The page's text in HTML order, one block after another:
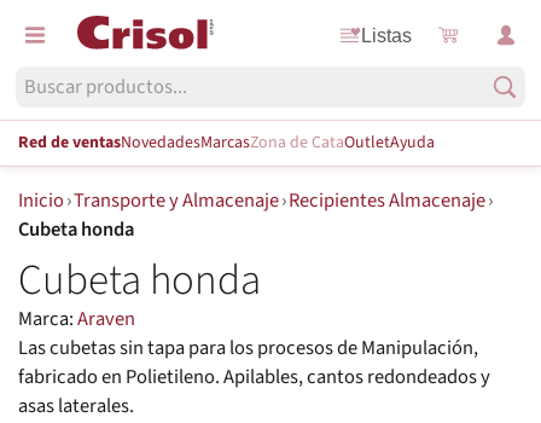
Listas
Red de ventasNovedadesMarcasZona de CataOutletAyuda
Inicio›Transporte y Almacenaje›Recipientes Almacenaje›
Cubeta honda
Cubeta honda
Marca:Araven
Las cubetas sin tapa para los procesos de Manipulación,
fabricado en Polietileno. Apilables, cantos redondeados y
asas laterales.